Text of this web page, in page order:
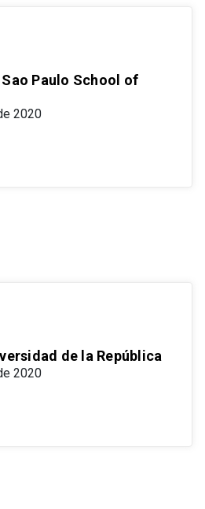
Paulo School of
2020
de la República
2020